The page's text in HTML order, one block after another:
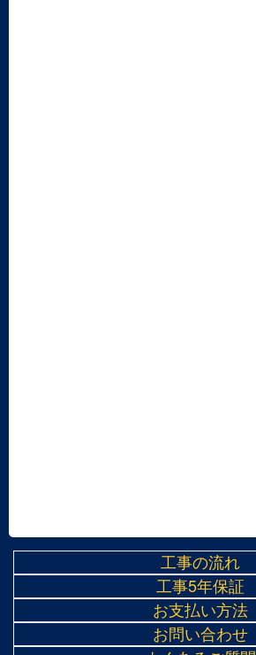
工事の流れ
工事5年保証
お支払い方法
お問い合わせ